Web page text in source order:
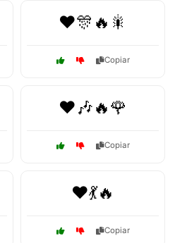
❤️🎊🔥🎇
Copiar
❤️🎶🔥🌹
Copiar
❤️💃🔥
Copiar